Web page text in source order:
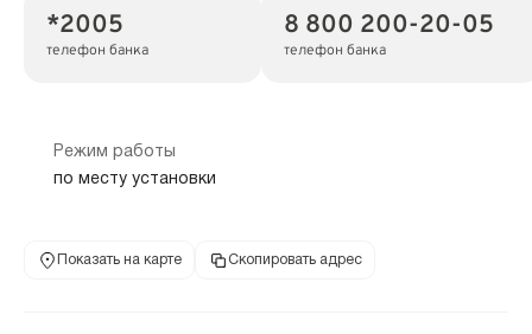
*2005
телефон банка
8 800 200-20-05
телефон банка
Режим работы
по месту установки
Показать на карте Скопировать адрес